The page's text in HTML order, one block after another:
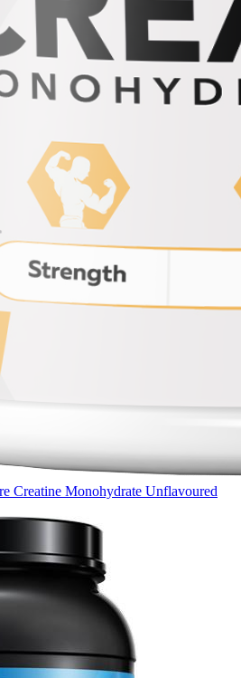
Creatine Monohydrate Unflavoured